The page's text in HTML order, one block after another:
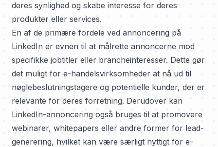
deres synlighed og skabe interesse for deres
produkter eller services.
En af de primære fordele ved annoncering på
LinkedIn er evnen til at målrette annoncerne mod
specifikke jobtitler eller brancheinteresser. Dette gør
det muligt for e-handelsvirksomheder at nå ud til
nøglebeslutningstagere og potentielle kunder, der er
relevante for deres forretning. Derudover kan
LinkedIn-annoncering også bruges til at promovere
webinarer, whitepapers eller andre former for lead-
generering, hvilket kan være særligt nyttigt for e-